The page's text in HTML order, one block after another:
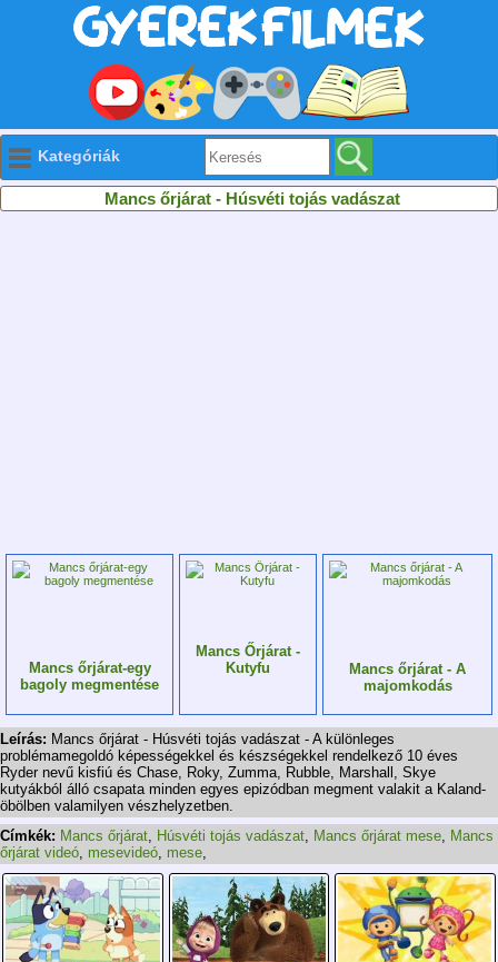
Kategóriák
Mancs őrjárat - Húsvéti tojás vadászat
Mancs őrjárat-egy
bagoly megmentése
Mancs Őrjárat -
Kutyfu
Mancs őrjárat - A
majomkodás
Leírás: Mancs őrjárat - Húsvéti tojás vadászat - A különleges
problémamegoldó képességekkel és készségekkel rendelkező 10 éves
Ryder nevű kisfiú és Chase, Roky, Zumma, Rubble, Marshall, Skye
kutyákból álló csapata minden egyes epizódban megment valakit a Kaland-
öbölben valamilyen vészhelyzetben.
Címkék: Mancs őrjárat, Húsvéti tojás vadászat, Mancs őrjárat mese, Mancs
őrjárat videó, mesevideó, mese,